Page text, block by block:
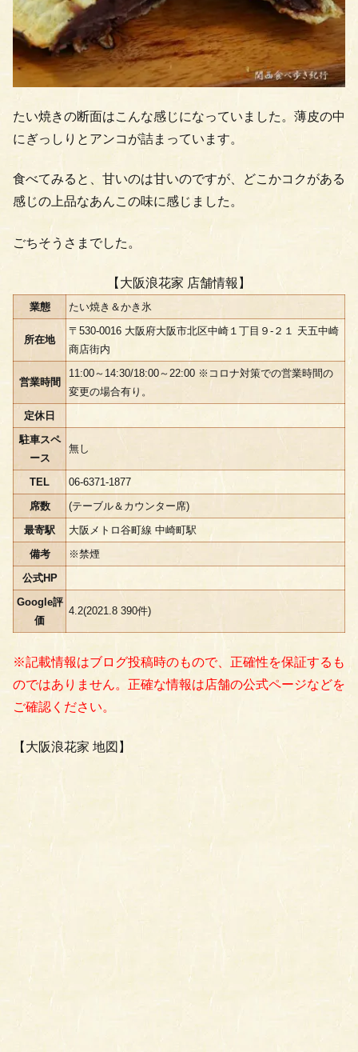
たい焼きの断面はこんな感じになっていました。薄皮の中
にぎっしりとアンコが詰まっています。
食べてみると、甘いのは甘いのですが、どこかコクがある
感じの上品なあんこの味に感じました。
ごちそうさまでした。
【大阪浪花家 店舗情報】
業態 たい焼き＆かき氷
所在地
〒530-0016 大阪府大阪市北区中崎１丁目９-２１ 天五中崎
商店街内
営業時間
11:00～14:30/18:00～22:00 ※コロナ対策での営業時間の
変更の場合有り。
定休日
駐車スペ
ース
無し
TEL
06-6371-1877
席数
(テーブル＆カウンター席)
最寄駅
大阪メトロ谷町線 中崎町駅
備考
※禁煙
公式HP
Google評
価
4.2(2021.8 390件)
※記載情報はブログ投稿時のもので、正確性を保証するも
のではありません。正確な情報は店舗の公式ページなどを
ご確認ください。
【大阪浪花家 地図】